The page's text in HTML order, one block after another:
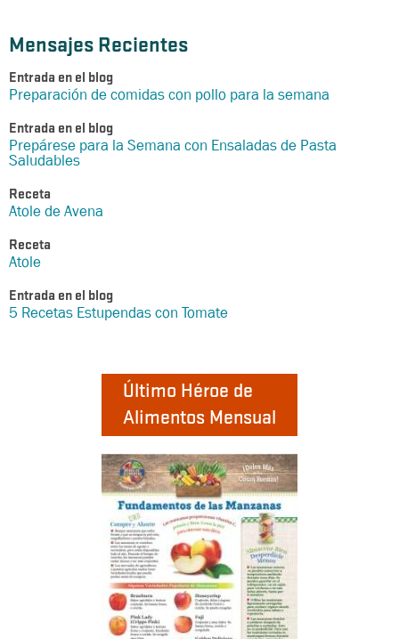
Mensajes Recientes
Entrada en el blog
Preparación de comidas con pollo para la semana
Entrada en el blog
Prepárese para la Semana con Ensaladas de Pasta
Saludables
Receta
Atole de Avena
Receta
Atole
Entrada en el blog
5 Recetas Estupendas con Tomate
Último Héroe de
Alimentos Mensual